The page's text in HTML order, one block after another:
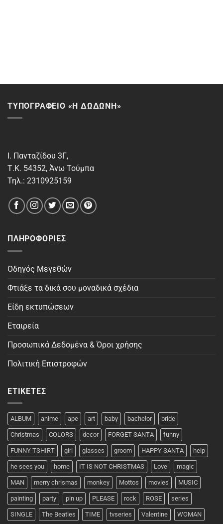
ΤΥΠΟΓΡΑΦΕΙΟ «Η ΔΩΔΩΝΗ»
Ι. Πανταζίδου 3Γ,
Τ.Κ. 54352, Άνω Τούμπα
Τηλ.: 2310925159
ΠΛΗΡΟΦΟΡΊΕΣ
Οδηγός Μεγεθών
Φτιάξε τα δικά σου μοναδικά σχέδια
Είδη εκτυπώσεων
Εταιρεία
Προσωπικά Δεδομένα & Όροι χρήσης
Πολιτική Επιστροφών
ΕΤΙΚΈΤΕΣ
ALBUM anime ape art baby bachelor bride
Christmas COLORS decor FORGET SANTA funny
FUNNY TSHIRT girl glasses groom HAPPY SANTA help
he sees you home IT IS NOT CHRISTMAS Love magic
MAN merry chrismas monkey Mottos movies MUSIC
painting party pin up PLEASE rock ROSE series
SINGLE The Beatles TIME tvseries Valentine WOMAN